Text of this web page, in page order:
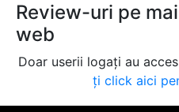
Review-uri pe
web
Doar userii logați au
ți click aici